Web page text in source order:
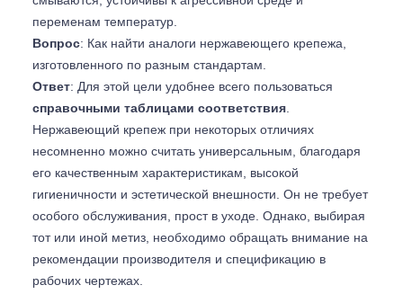
переменам температур.
Вопрос: Как найти аналоги нержавеющего крепежа,
изготовленного по разным стандартам.
Ответ: Для этой цели удобнее всего пользоваться
справочными таблицами соответствия
Нержавеющий крепеж при некоторых отличиях
несомненно можно считать универсальным, благодаря
его качественным характеристикам, высокой
гигиеничности и эстетической внешности. Он не требует
особого обслуживания, прост в уходе. Однако, выбирая
тот или иной метиз, необходимо обращать внимание на
рекомендации производителя и спецификацию в
рабочих чертежах.